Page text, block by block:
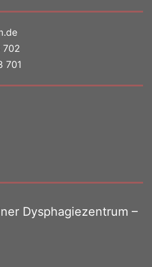
702
701
Dysphagiezentrum –